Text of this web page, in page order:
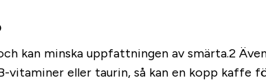
kan minska uppfattningen av smärta.2
vitaminer eller taurin, så kan en kopp kaffe